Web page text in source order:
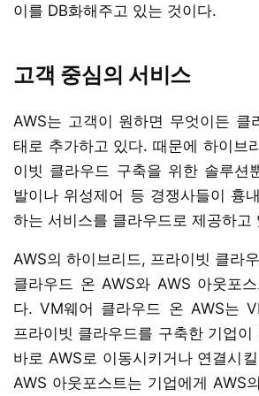
이를 DB화해주고 있는 것이다.
고객 중심의 서비스
AWS는 고객이 원하면 무엇이든 클
태로 추가하고 있다. 때문에 하이브
이빗 클라우드 구축을 위한 솔루션
발이나 위성제어 등 경쟁사들이 흉
하는 서비스를 클라우드로 제공하고
AWS의 하이브리드, 프라이빗 클라
클라우드 온 AWS와 AWS 아웃포
다. VM웨어 클라우드 온 AWS는
프라이빗 클라우드를 구축한 기업
바로 AWS로 이동시키거나 연결시
AWS 아웃포스트는 기업에게 AWS